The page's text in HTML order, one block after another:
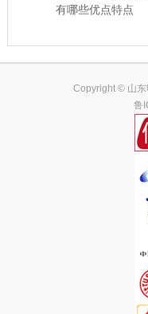
有哪些优点特点
Copyright © 山
鲁